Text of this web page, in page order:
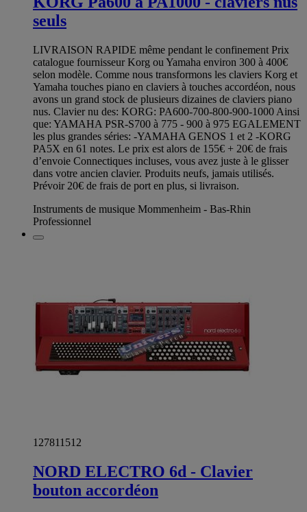
seuls
LIVRAISON RAPIDE même pendant le confinement Prix
catalogue fournisseur Korg ou Yamaha environ 300 à 400€
selon modèle. Comme nous transformons les claviers Korg et
Yamaha touches piano en claviers à touches accordéon, nous
avons un grand stock de plusieurs dizaines de claviers piano
nus. Clavier nu des: KORG: PA600-700-800-900-1000 Ainsi
que: YAMAHA PSR-S700 à 775 - 900 à 975 EGALEMENT
les plus grandes séries: -YAMAHA GENOS 1 et 2 -KORG
PA5X en 61 notes. Le prix est alors de 155€ + 20€ de frais
d’envoie Connectiques incluses, vous avez juste à le glisser
dans votre ancien clavier. Produits neufs, jamais utilisés.
Prévoir 20€ de frais de port en plus, si livraison.
Instruments de musique Mommenheim - Bas-Rhin
Professionnel
127811512
NORD ELECTRO 6d - Clavier
bouton accordéon